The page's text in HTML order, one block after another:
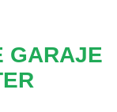
GARAJE